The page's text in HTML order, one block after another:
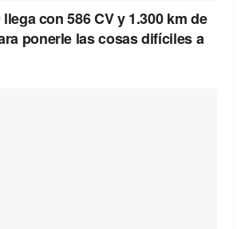
con 586 CV y 1.300 km de
ponerle las cosas difíciles a